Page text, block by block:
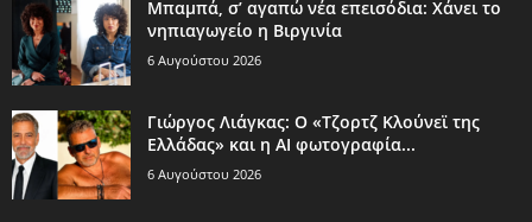
Μπαμπά, σ’ αγαπώ νέα επεισόδια: Χάνει το
νηπιαγωγείο η Βιργινία
6 Αυγούστου 2026
Γιώργος Λιάγκας: Ο «Τζορτζ Κλούνεϊ της
Ελλάδας» και η AI φωτογραφία...
6 Αυγούστου 2026